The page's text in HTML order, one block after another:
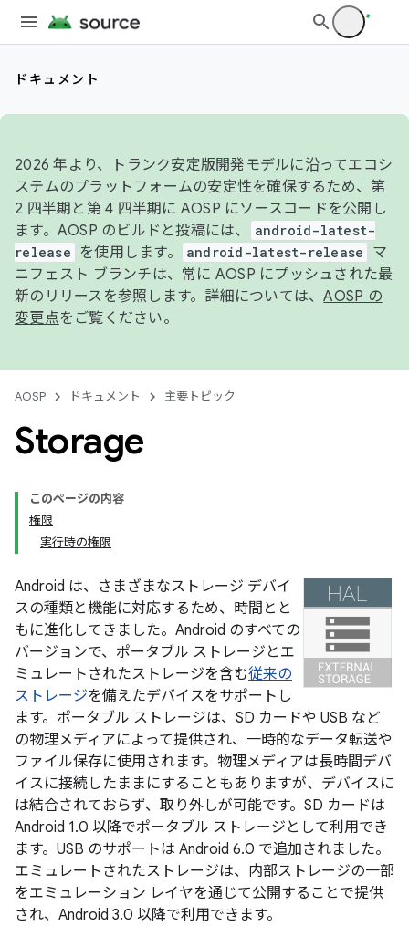
ドキュメント
2026 年より、トランク安定版開発モデルに沿ってエコシ
ステムのプラットフォームの安定性を確保するため、第
2 四半期と第 4 四半期に AOSP にソースコードを公開し
ます。AOSP のビルドと投稿には、
android-latest-
release
を使用します。 android-latest-release
マ
ニフェスト ブランチは、常に AOSP にプッシュされた最
新のリリースを参照します。詳細については、AOSP の
変更点をご覧ください。
AOSP ドキュメント 主要トピック
Storage
このページの内容
権限
実行時の権限
Android は、さまざまなストレージ デバイ
スの種類と機能に対応するため、時間とと
もに進化してきました。Android のすべての
バージョンで、ポータブル ストレージとエ
ミュレートされたストレージを含む従来の
ストレージを備えたデバイスをサポートし
ます。ポータブル ストレージは、SD カードや USB など
の物理メディアによって提供され、一時的なデータ転送や
ファイル保存に使用されます。物理メディアは長時間デバ
イスに接続したままにすることもありますが、デバイスに
は結合されておらず、取り外しが可能です。SD カードは
Android 1.0 以降でポータブル ストレージとして利用でき
ます。USB のサポートは Android 6.0 で追加されました。
エミュレートされたストレージは、内部ストレージの一部
をエミュレーション レイヤを通じて公開することで提供
され、Android 3.0 以降で利用できます。